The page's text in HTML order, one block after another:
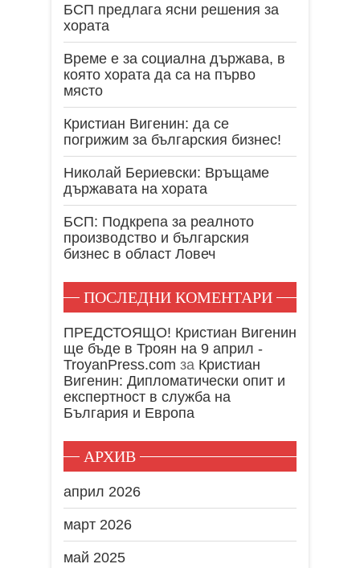
БСП предлага ясни решения за
хората
Време е за социална държава, в
която хората да са на първо
място
Кристиан Вигенин: да се
погрижим за българския бизнес!
Николай Бериевски: Връщаме
държавата на хората
БСП: Подкрепа за реалното
производство и българския
бизнес в област Ловеч
ПОСЛЕДНИ КОМЕНТАРИ
ПРЕДСТОЯЩО! Кристиан Вигенин
ще бъде в Троян на 9 април -
TroyanPress.com за Кристиан
Вигенин: Дипломатически опит и
експертност в служба на
България и Европа
АРХИВ
април 2026
март 2026
май 2025